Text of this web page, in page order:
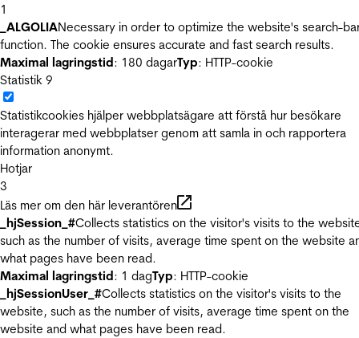
1
_ALGOLIANecessary in order to optimize the website's search-
function. The cookie ensures accurate and fast search results.
Maximal lagringstid: 180 dagarTyp: HTTP-cookie
Statistik 9
Statistikcookies hjälper webbplatsägare att förstå hur besökare
interagerar med webbplatser genom att samla in och rapportera
information anonymt.
Hotjar
3
Läs mer om den här leverantören
_hjSession_#Collects statistics on the visitor's visits to the
such as the number of visits, average time spent on the website
what pages have been read.
Maximal lagringstid: 1 dagTyp: HTTP-cookie
_hjSessionUser_#Collects statistics on the visitor's visits to the
website, such as the number of visits, average time spent on the
website and what pages have been read.